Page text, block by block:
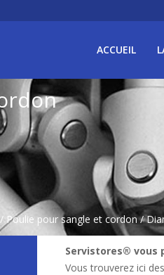
ACCUEIL
/ Poulie pour sangle et cordon /
Servistores® vous
Vous trouverez ici